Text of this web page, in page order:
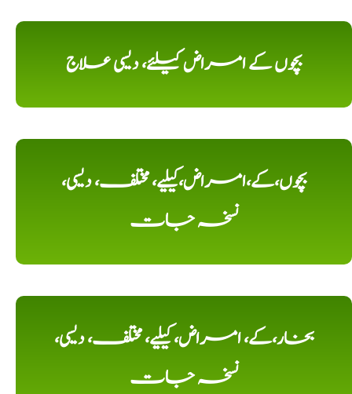
بچوں کے امراض کیلئے، دیسی علاج
بچوں،کے،امراض،کیلیے، مختلف، دیسی،
نسخہ جات
بخار،کے، امراض، کیلیے، مختلف، دیسی،
نسخہ جات